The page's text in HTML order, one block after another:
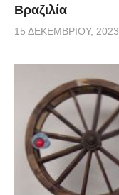
Βραζιλία
15 ΔΕΚΕΜΒΡΊΟΥ, 2023